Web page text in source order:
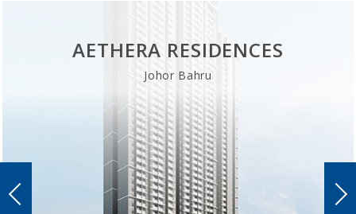
AETHERA RESIDENCES
Johor Bahru